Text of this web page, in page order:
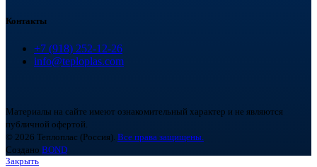
Контакты
+7 (918) 252-12-26
info@teploplas.com
Материалы на сайте имеют ознакомительный характер и не являются
публичной офертой.
© 2026 Теплоплас (Россия). Все права защищены.
Создано BOND
Закрыть